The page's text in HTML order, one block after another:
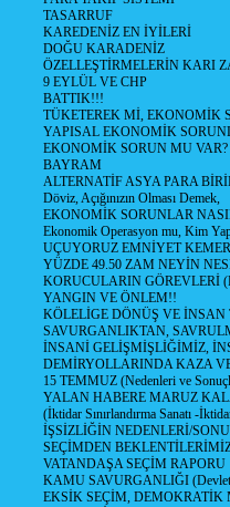
TASARRUF
KAREDENİZ EN İYİLERİ
DOĞU KARADENİZ
ÖZELLEŞTİRMELERİN KARI
9 EYLÜL VE CHP
BATTIK!!!
TÜKETEREK Mİ, EKONOMİK
YAPISAL EKONOMİK
EKONOMİK SORUN MU VAR?
BAYRAM
ALTERNATİF ASYA PARA
Döviz, Açığınızın Olması Demek,
EKONOMİK SORUNLAR
Ekonomik Operasyon mu, Kim
UÇUYORUZ EMNİYET
YÜZDE 49.50 ZAM NEYİN
KORUCULARIN GÖREVLERİ
YANGIN VE ÖNLEM!!
KÖLELİGE DÖNÜŞ VE İNSAN
SAVURGANLIKTAN,
İNSANİ GELİŞMİŞLİĞİMİZ,
DEMİRYOLLARINDA KAZA
15 TEMMUZ (Nedenleri ve
YALAN HABERE MARUZ
(İktidar Sınırlandırma Sanatı -
İŞSİZLİĞİN NEDENLERİ/
SEÇİMDEN
VATANDAŞA SEÇİM RAPORU
KAMU SAVURGANLIĞI (Devlet
EKSİK SEÇİM, DEMOKRATİK